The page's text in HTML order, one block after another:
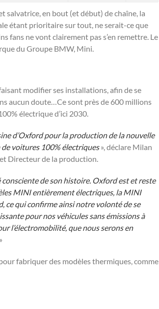
salvatrice, en bout (et début) de chaîne, la
étant prioritaire sur tout, ne serait-ce que
fans ne vont clairement pas s’en remettre. Le
du Groupe BMW, Mini.
modifier ses installations, afin de se
aucun doute…Ce sont près de 600 millions
électrique d’ici 2030.
d’Oxford pour la production de la nouvelle
voitures 100% électriques», déclare Milan
Directeur de la production.
de son histoire. Oxford est et reste
MINI entièrement électriques, la MINI
ce qui confirme ainsi notre volonté de se
pour nos véhicules sans émissions à
l’électromobilité, que nous serons en
fabriquer des modèles thermiques, comme